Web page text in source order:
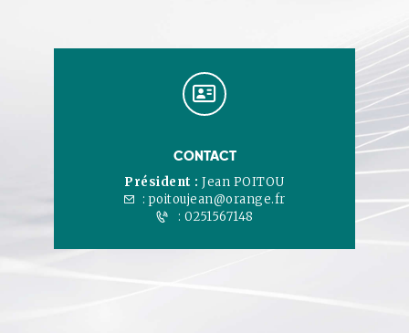
CONTACT
Président :Jean POITOU
:poitoujean@orange.fr
: 0251567148